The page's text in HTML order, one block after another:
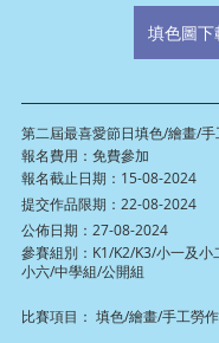
填色圖下
第二屆最喜愛節日填色/繪畫/
報名費用：免費參加
報名截止日期：15-08-2024
提交作品限期：22-08-2024
公佈日期：27-08-2024
參賽組別：K1/K2/K3/小一及小
小六/中學組/公開組
比賽項目： 填色/繪畫/手工勞作